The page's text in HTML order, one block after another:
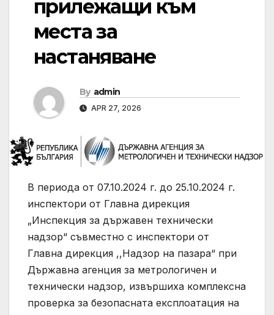
прилежащи към
места за
настаняване
By admin
APR 27, 2026
В периода от 07.10.2024 г. до 25.10.2024 г.
инспектори от Главна дирекция
„Инспекция за държавен технически
надзор“ съвместно с инспектори от
Главна дирекция ,,Надзор на пазара“ при
Държавна агенция за метрологичен и
технически надзор, извършиха комплексна
проверка за безопасната експлоатация на